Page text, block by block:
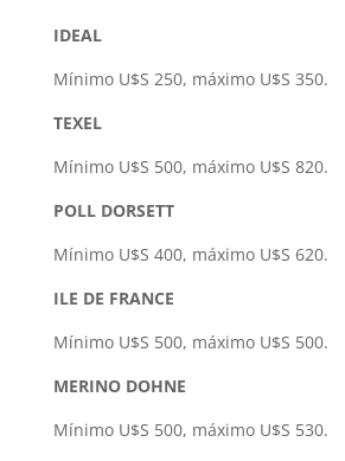
IDEAL
Mínimo U$S 250, máximo U$S 350.
TEXEL
Mínimo U$S 500, máximo U$S 820.
POLL DORSETT
Mínimo U$S 400, máximo U$S 620.
ILE DE FRANCE
Mínimo U$S 500, máximo U$S 500.
MERINO DOHNE
Mínimo U$S 500, máximo U$S 530.